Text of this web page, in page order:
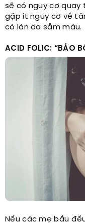
sẽ có nguy cơ quay
gặp ít nguy cơ về
có làn da sẫm màu.
ACID FOLIC: “BẢO
Nếu các mẹ bầu